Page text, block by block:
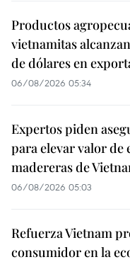
Productos
vietnamitas
de dólares en
06/08/2026 05:34
Expertos piden
para elevar valor de
madereras de
06/08/2026 05:03
Refuerza Vietnam
consumidor en la